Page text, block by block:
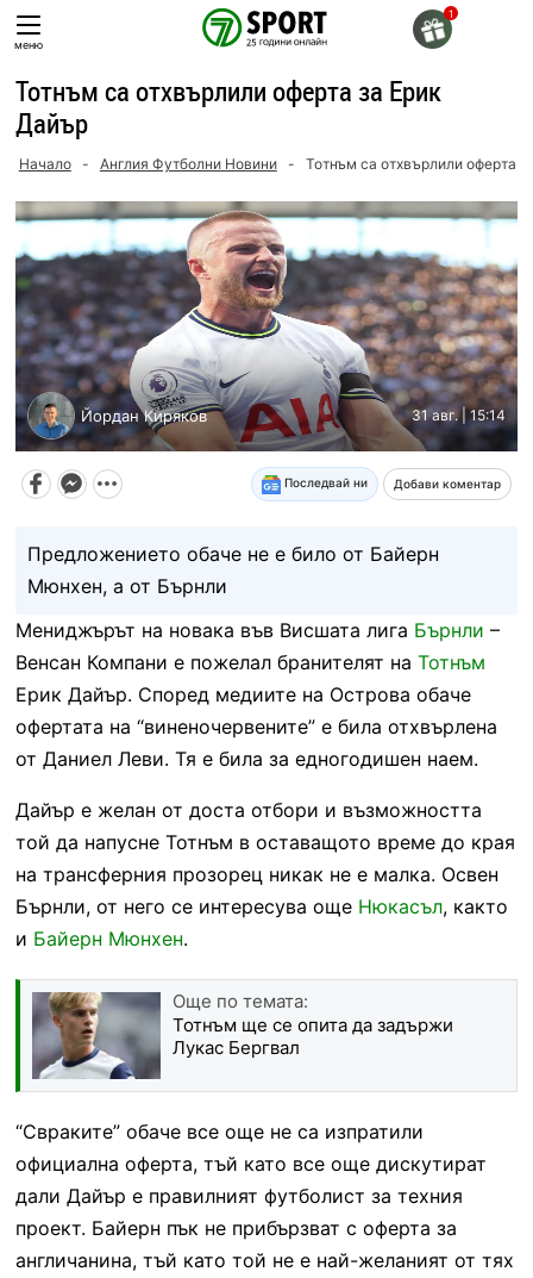
Skip
toменю
Тотнъм са отхвърлили оферта за Ерик
Дайър
Начало - Англия Футболни Новини - Тотнъм са отхвърлили оферта
Йордан Киряков 31 авг. | 15:14
Последвай ни Добави коментар
Предложението обаче не е било от Байерн
Мюнхен, а от Бърнли
Мениджърът на новака във Висшата лига Бърнли –
Венсан Компани е пожелал бранителят на Тотнъм
Ерик Дайър. Според медиите на Острова обаче
офертата на “виненочервените” е била отхвърлена
от Даниел Леви. Тя е била за едногодишен наем.
Дайър е желан от доста отбори и възможността
той да напусне Тотнъм в оставащото време до края
на трансферния прозорец никак не е малка. Освен
Бърнли, от него се интересува още Нюкасъл, както
и Байерн Мюнхен.
Още по темата:
Тотнъм ще се опита да задържи
Лукас Бергвал
“Свраките” обаче все още не са изпратили
официална оферта, тъй като все още дискутират
дали Дайър е правилният футболист за техния
проект. Байерн пък не прибързват с оферта за
англичанина, тъй като той не е най-желаният от тях